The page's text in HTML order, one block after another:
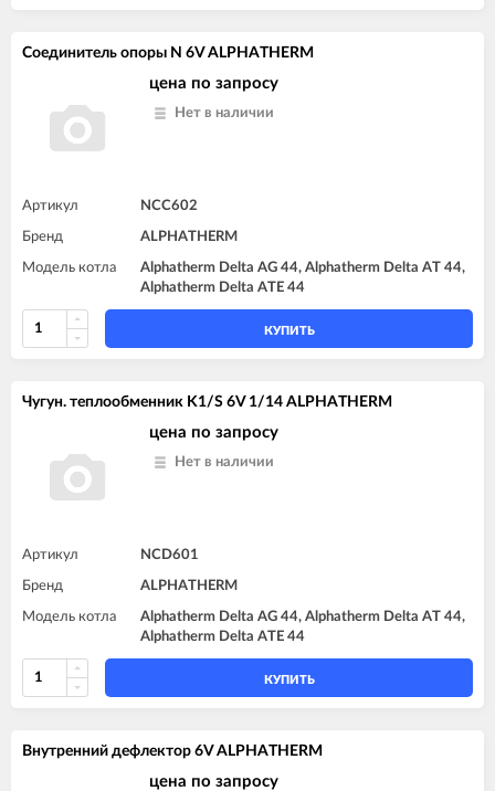
Соединитель опоры N 6V ALPHATHERM
цена по запросу
Нет в наличии
Артикул NCC602
Бренд ALPHATHERM
Модель котла
Alphatherm Delta AG 44, Alphatherm Delta AT 44,
Alphatherm Delta ATE 44
КУПИТЬ
Чугун. теплообменник K1/S 6V 1/14 ALPHATHERM
цена по запросу
Нет в наличии
Артикул NCD601
Бренд ALPHATHERM
Модель котла
Alphatherm Delta AG 44, Alphatherm Delta AT 44,
Alphatherm Delta ATE 44
КУПИТЬ
Внутренний дефлектор 6V ALPHATHERM
цена по запросу